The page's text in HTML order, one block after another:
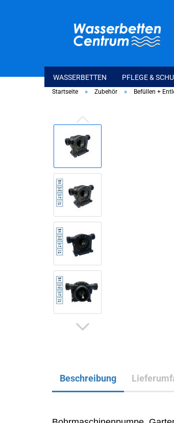
WASSERBETTEN
WaterSpring
PFLEGE &
Startseite » Zubehör » Befüllen +
Beschreibung